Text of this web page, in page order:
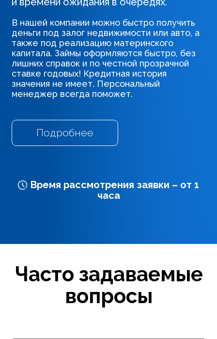
В нашей компании можно быстро получить
деньги под залог недвижимости или авто, а
также под реализацию материнского
капитала. Займы оформляются быстро, без
лишних справок и по честной прозрачной
ставке годовых! Кредитная история
значения не имеет. Персональный
менеджер всегда поможет.
Подробнее
Время рассмотрения заявки – от 1
часа
Часто задаваемые
вопросы